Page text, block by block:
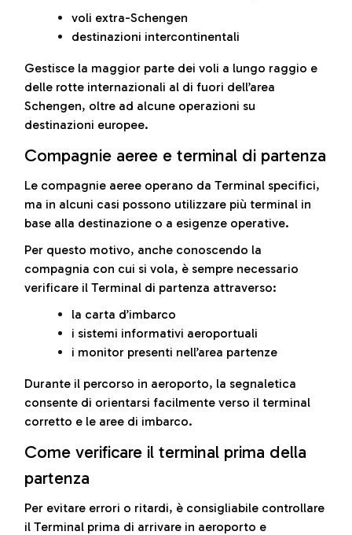
voli extra-Schengen
destinazioni intercontinentali
Gestisce la maggior parte dei voli a lungo raggio e
delle rotte internazionali al di fuori dell’area
Schengen, oltre ad alcune operazioni su
destinazioni europee.
Compagnie aeree e terminal di partenza
Le compagnie aeree operano da Terminal specifici,
ma in alcuni casi possono utilizzare più terminal in
base alla destinazione o a esigenze operative.
Per questo motivo, anche conoscendo la
compagnia con cui si vola, è sempre necessario
verificare il Terminal di partenza attraverso:
la carta d’imbarco
i sistemi informativi aeroportuali
i monitor presenti nell’area partenze
Durante il percorso in aeroporto, la segnaletica
consente di orientarsi facilmente verso il terminal
corretto e le aree di imbarco.
Come verificare il terminal prima della
partenza
Per evitare errori o ritardi, è consigliabile controllare
il Terminal prima di arrivare in aeroporto e